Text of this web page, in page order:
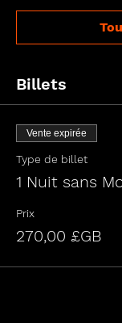
Billets
Vente expirée
Type de billet
1 Nuit sans
Prix
270,00 £GB